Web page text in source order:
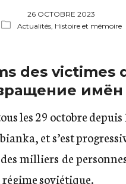
26 OCTOBRE 2023
Actualités, Histoire et mémoire
des victimes
имён
les 29 octobre
et s’est
milliers de
régime soviétique.